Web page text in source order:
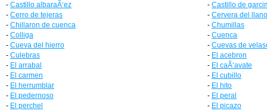
- Castillo albaraÃ‘ez - Castillo de
- Cerro de tejeras - Cervera del llano
- Chillaron de cuenca - Chumillas
- Colliga - Cuenca
- Cueva del hierro - Cuevas de
- Culebras - El acebron
- El arrabal - El caÃ‘avate
- El carmen - El cubillo
- El herrumblar - El hito
- El pedernoso - El peral
- El perchel - El picazo